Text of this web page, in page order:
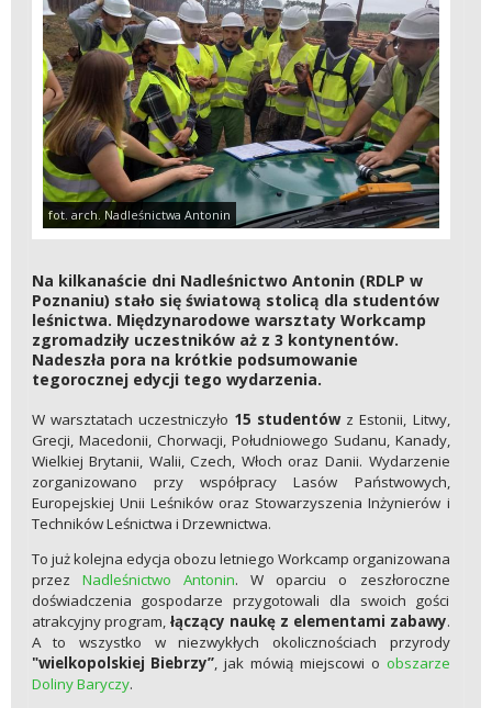
fot. arch. Nadleśnictwa Antonin
Na kilkanaście dni Nadleśnictwo Antonin (RDLP w
Poznaniu) stało się światową stolicą dla studentów
leśnictwa. Międzynarodowe warsztaty Workcamp
zgromadziły uczestników aż z 3 kontynentów.
Nadeszła pora na krótkie podsumowanie
tegorocznej edycji tego wydarzenia.
W warsztatach uczestniczyło 15 studentówz Estonii, Litwy,
Grecji, Macedonii, Chorwacji, Południowego Sudanu, Kanady,
Wielkiej Brytanii, Walii, Czech, Włoch oraz Danii. Wydarzenie
zorganizowano przy współpracy Lasów Państwowych,
Europejskiej Unii Leśników oraz Stowarzyszenia Inżynierów i
Techników Leśnictwa i Drzewnictwa.
To już kolejna edycja obozu letniego Workcamp organizowana
przez Nadleśnictwo Antonin. W oparciu o zeszłoroczne
doświadczenia gospodarze przygotowali dla swoich gości
atrakcyjny program,łączący naukę z elementami zabawy.
A to wszystko w niezwykłych okolicznościach przyrody
"wielkopolskiej Biebrzy”, jak mówią miejscowi o obszarze
Doliny Baryczy.